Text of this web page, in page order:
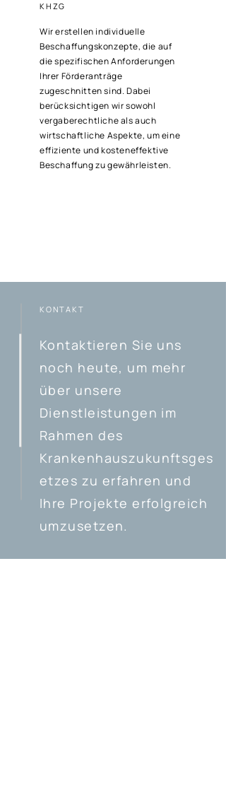
KHZG
Wir erstellen individuelle
Beschaffungskonzepte, die auf
die spezifischen Anforderungen
Ihrer Förderanträge
zugeschnitten sind. Dabei
berücksichtigen wir sowohl
vergaberechtliche als auch
wirtschaftliche Aspekte, um eine
effiziente und kosteneffektive
Beschaffung zu gewährleisten.
KONTAKT
Kontaktieren Sie uns
noch heute, um mehr
über unsere
Dienstleistungen im
Rahmen des
Krankenhauszukunftsges
etzes zu erfahren und
Ihre Projekte erfolgreich
umzusetzen.